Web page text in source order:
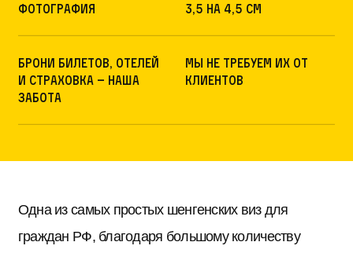
Фотография 3,5 на 4,5 см
Брони билетов, отелей
и страховка – наша
забота
Мы не требуем их от
клиентов
Одна из самых простых шенгенских виз для
граждан РФ, благодаря большому количеству